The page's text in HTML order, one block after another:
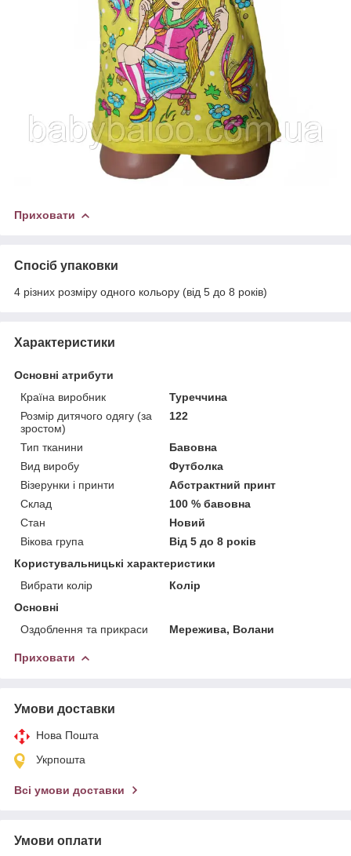
Приховати
Спосіб упаковки
4 різних розміру одного кольору (від 5 до 8 років)
Характеристики
Основні атрибути
Країна виробник
Туреччина
Розмір дитячого одягу (за
зростом)
122
Тип тканини
Бавовна
Вид виробу
Футболка
Візерунки і принти
Абстрактний принт
Склад
100 % бавовна
Стан
Новий
Вікова група
Від 5 до 8 років
Користувальницькі характеристики
Вибрати колір
Колір
Основні
Оздоблення та прикраси
Мережива, Волани
Приховати
Умови доставки
Нова Пошта
Укрпошта
Всі умови доставки
Умови оплати